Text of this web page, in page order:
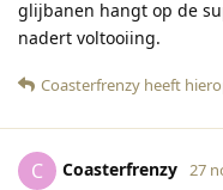
glijbanen hangt op de
nadert voltooiing.
Coasterfrenzy heeft
C Coasterfrenzy 27